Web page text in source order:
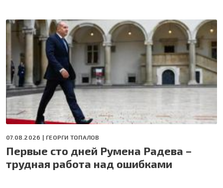
07.08.2026 | ГЕОРГИ ТОПАЛОВ
Первые сто дней Румена Радева –
трудная работа над ошибками